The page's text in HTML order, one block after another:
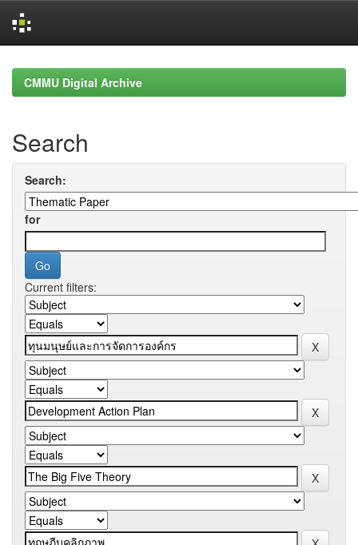
navigationCMMU Digital Archive
Search
Search:
for
Current filters: